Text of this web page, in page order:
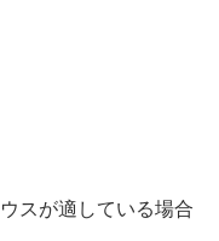
スが適している場合